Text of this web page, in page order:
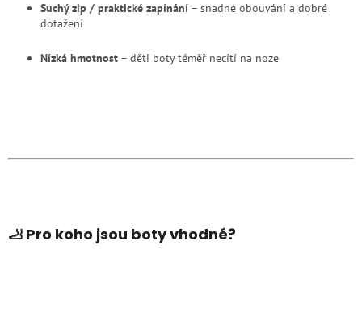
Suchý zip / praktické zapínání – snadné obouvání a dobré
dotažení
Nízká hmotnost – děti boty téměř necítí na noze
🦶 Pro koho jsou boty vhodné?